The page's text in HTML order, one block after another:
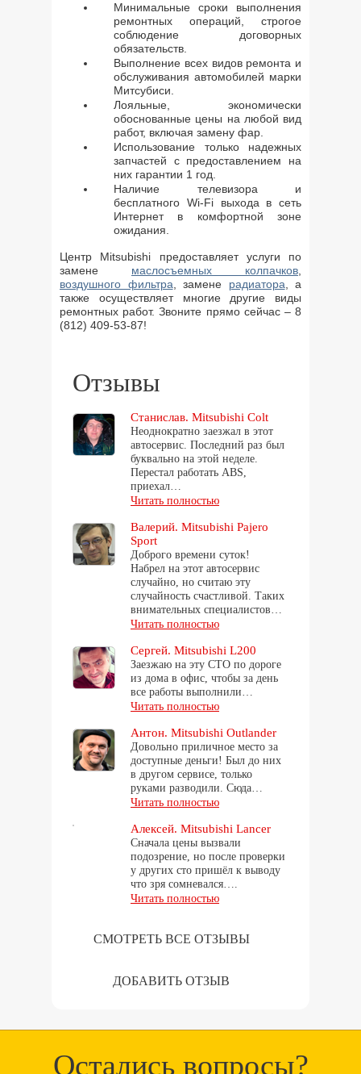
Минимальные сроки выполнения
ремонтных операций, строгое
соблюдение договорных
обязательств.
Выполнение всех видов ремонта и
обслуживания автомобилей марки
Митсубиси.
Лояльные, экономически
обоснованные цены на любой вид
работ, включая замену фар.
Использование только надежных
запчастей с предоставлением на
них гарантии 1 год.
Наличие телевизора и
бесплатного Wi-Fi выхода в сеть
Интернет в комфортной зоне
ожидания.
Центр Mitsubishi предоставляет услуги по
замене маслосъемных колпачков
воздушного фильтра , замене радиатора , а
также осуществляет многие другие виды
ремонтных работ. Звоните прямо сейчас – 8
(812) 409-53-87!
Отзывы
Станислав. Mitsubishi Colt
Неоднократно заезжал в этот
автосервис. Последний раз был
буквально на этой неделе.
Перестал работать ABS,
приехал…
Читать полностью
Валерий. Mitsubishi Pajero
Sport
Доброго времени суток!
Набрел на этот автосервис
случайно, но считаю эту
случайность счастливой. Таких
внимательных специалистов…
Читать полностью
Сергей. Mitsubishi L200
Заезжаю на эту СТО по дороге
из дома в офис, чтобы за день
все работы выполнили…
Читать полностью
Антон. Mitsubishi Outlander
Довольно приличное место за
доступные деньги! Был до них
в другом сервисе, только
руками разводили. Сюда…
Читать полностью
Алексей. Mitsubishi Lancer
Сначала цены вызвали
подозрение, но после проверки
у других сто пришёл к выводу
что зря сомневался….
Читать полностью
СМОТРЕТЬ ВСЕ ОТЗЫВЫ
ДОБАВИТЬ ОТЗЫВ
Остались вопросы?